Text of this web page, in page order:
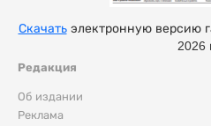
Редакция
Об издании
Реклама
Скачатьэлектронную версию
2026